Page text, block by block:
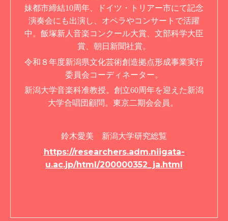
妹都市締結10周年、ドイツ・トリアー市にて記念
演奏会にも出演し、オペラやコンサートで活躍
中。飯塚新人音楽コンクール大賞、文部科学大臣
賞、朝日新聞社賞。
令和８年度新潟県文化芸術創造拠点形成事業実行
委員会コーディネーター。
新潟大学音楽科准教授。創立60周年を迎えた新潟
大学合唱団顧問。東京二期会会員。
鈴木愛美 新潟大学研究総覧
https://researchers.adm.niigata-
u.ac.jp/html/200000352_ja.html